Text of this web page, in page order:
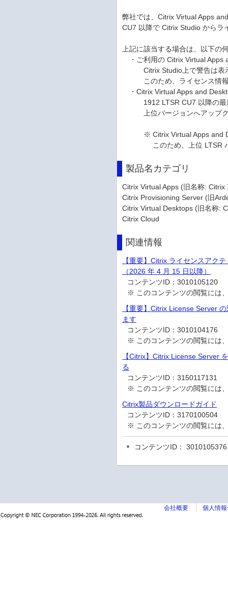
弊社では、Citrix Virtual Apps
CU7 以降で Citrix Studio からラ
上記に該当する場合は、以下の
・ご利用の Citrix Virtual Apps
Citrix Studio上で警告は表示
このため、ライセンス情報の
・Citrix Virtual Apps and
1912 LTSR CU7 以降の最新
上位バージョンへアップグ
※ Citrix Virtual Apps and
このため、上位 LTSR バー
製品名カテゴリ
Citrix Virtual Apps (旧名称:
Citrix Provisioning Server (旧
Citrix Virtual Desktops (旧名称:
Citrix Cloud
関連情報
【重要】Citrix ライセンスアク
（2026 年 4 月 15 日以降）
コンテンツID：3010105120
※ このコンテンツの閲覧には
【重要】Citrix License Server
ます
コンテンツID：3010104176
※ このコンテンツの閲覧には
【Citrix】Citrix License Server
る
コンテンツID：3150117131
※ このコンテンツの閲覧には
Citrix製品ダウンロードガイド
コンテンツID：3170100504
※ このコンテンツの閲覧には
コンテンツID： 3010105376
会社概要 個人情